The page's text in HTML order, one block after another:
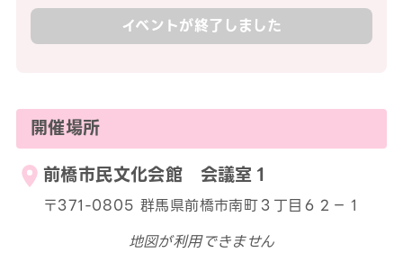
イベントが終了しました
開催場所
前橋市民文化会館 会議室１
〒371-0805 群馬県前橋市南町３丁目６２−１
地図が利用できません